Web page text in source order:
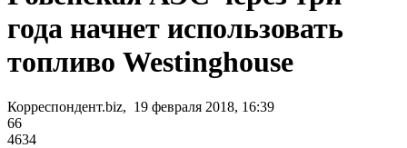
года начнет использовать
топливо Westinghouse
Корреспондент.biz, 19 февраля 2018, 16:39
66
4634